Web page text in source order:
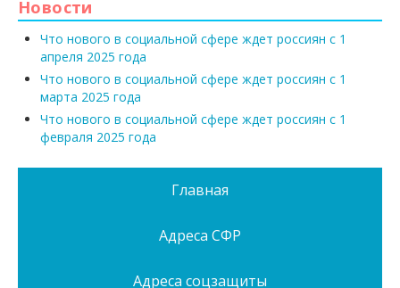
Новости
Что нового в социальной сфере ждет россиян с 1
апреля 2025 года
Что нового в социальной сфере ждет россиян с 1
марта 2025 года
Что нового в социальной сфере ждет россиян с 1
февраля 2025 года
Главная
Адреса СФР
Адреса соцзащиты